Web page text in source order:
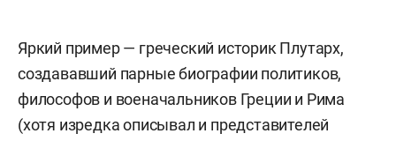
Яркий пример — греческий историк Плутарх,
создававший парные биографии политиков,
философов и военачальников Греции и Рима
(хотя изредка описывал и представителей